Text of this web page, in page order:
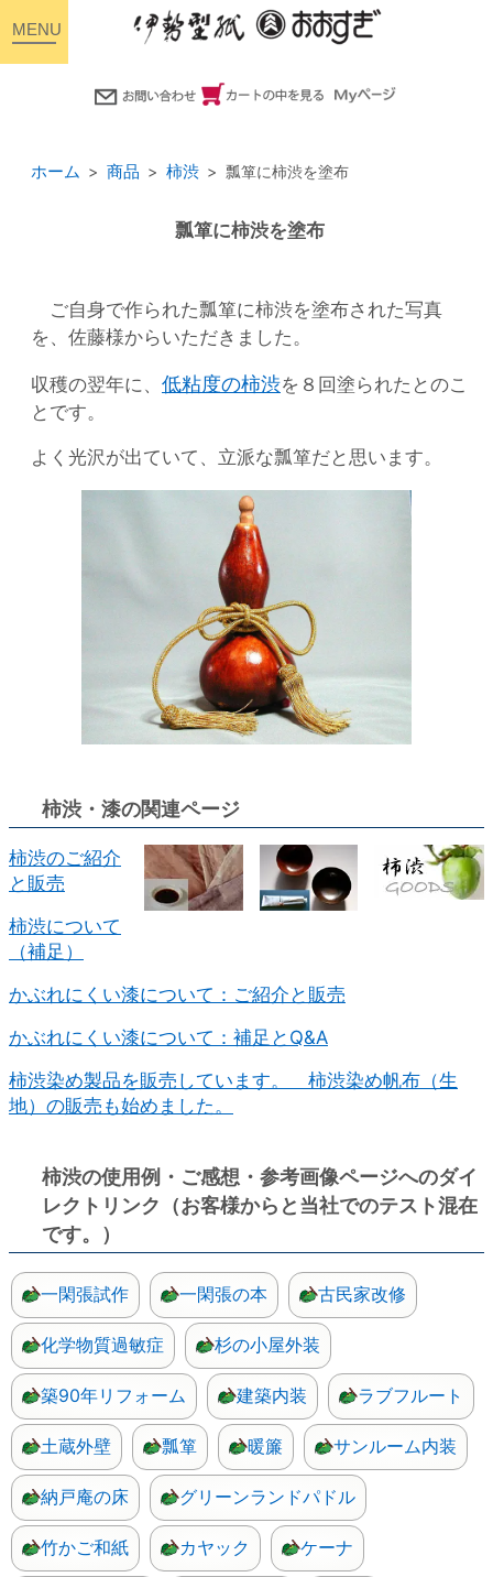
ホーム 商品 柿渋 瓢箪に柿渋を塗布
瓢箪に柿渋を塗布
ご自身で作られた瓢箪に柿渋を塗布された写真
を、佐藤様からいただきました。
収穫の翌年に、 低粘度の柿渋を８回塗られたとのこ
とです。
よく光沢が出ていて、立派な瓢箪だと思います。
柿渋・漆の関連ページ
柿渋のご紹介
と販売
柿渋について
（補足）
かぶれにくい漆について：ご紹介と販売
かぶれにくい漆について：補足とQ&A
柿渋染め製品を販売しています。 柿渋染め帆布（生
地）の販売も始めました。
柿渋の使用例・ご感想・参考画像ページへのダイ
レクトリンク（お客様からと当社でのテスト混在
です。）
一閑張試作 一閑張の本 古民家改修
化学物質過敏症 杉の小屋外装
築90年リフォーム 建築内装 ラブフルート
土蔵外壁 瓢箪 暖簾 サンルーム内装
納戸庵の床 グリーンランドパドル
竹かご和紙 カヤック ケーナ
toggle
navigation